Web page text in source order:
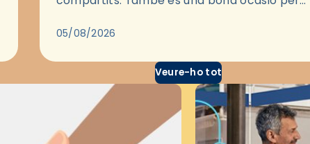
través del cinema, reflexionar sobre les…
05/08/2026
Veure-ho tot